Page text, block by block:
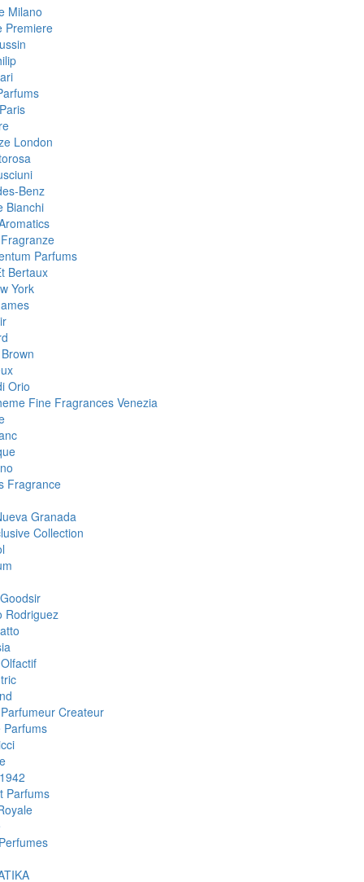
Milano
Premiere
London
Benz
Bianchi
Parfums
Bertaux
York
Orio
Fine Fragrances Venezia
Fragrance
Granada
Collection
Rodriguez
Createur
Parfums
Parfums